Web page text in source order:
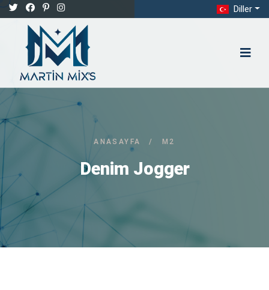
Diller
ANASAYFA / M2
Denim Jogger